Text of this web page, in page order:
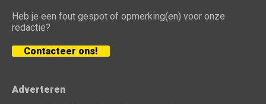
Heb je een fout gespot of opmerking(en) voor onze
redactie?
Contacteer ons!
Adverteren